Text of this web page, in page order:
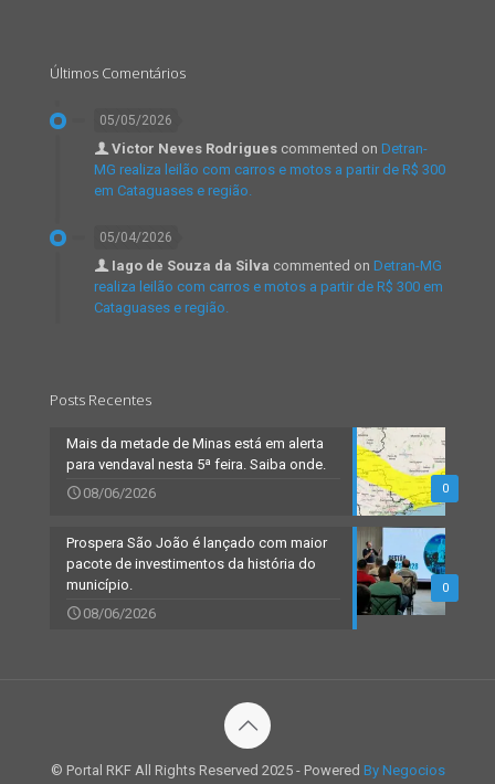
Últimos Comentários
05/05/2026
Victor Neves Rodrigues commented on Detran-
MG realiza leilão com carros e motos a partir de R$ 300
em Cataguases e região.
05/04/2026
Iago de Souza da Silva commented on Detran-MG
realiza leilão com carros e motos a partir de R$ 300 em
Cataguases e região.
Posts Recentes
0
Mais da metade de Minas está em alerta
para vendaval nesta 5ª feira. Saiba onde.
08/06/2026
0
Prospera São João é lançado com maior
pacote de investimentos da história do
município.
08/06/2026
© Portal RKF All Rights Reserved 2025 - Powered By Negocios